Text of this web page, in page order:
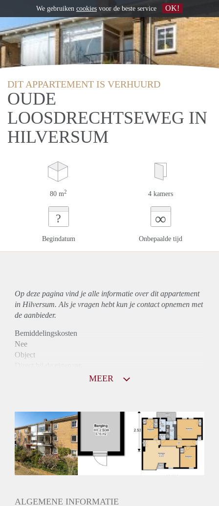
DIT APPARTEMENT IS VERHUURD
OUDE
LOOSDRECHTSEWEG IN
HILVERSUM
80 m2 4 kamers
?
Begindatum
∞
Onbepaalde tijd
Op deze pagina vind je alle informatie over ditappartement
in Hilversum. Als je vragen hebt kun je contact opnemen met
de aanbieder.
Bemiddelingskosten
Nee
Object
Huurtoeslag
Niet mogelijk
Inkomen eis
2,8 X Maandhuur Bruto
Huurtermijn
Onbepaalde termijn
MEER
ALGEMENE INFORMATIE
We gebruiken cookies voor de beste service OK!